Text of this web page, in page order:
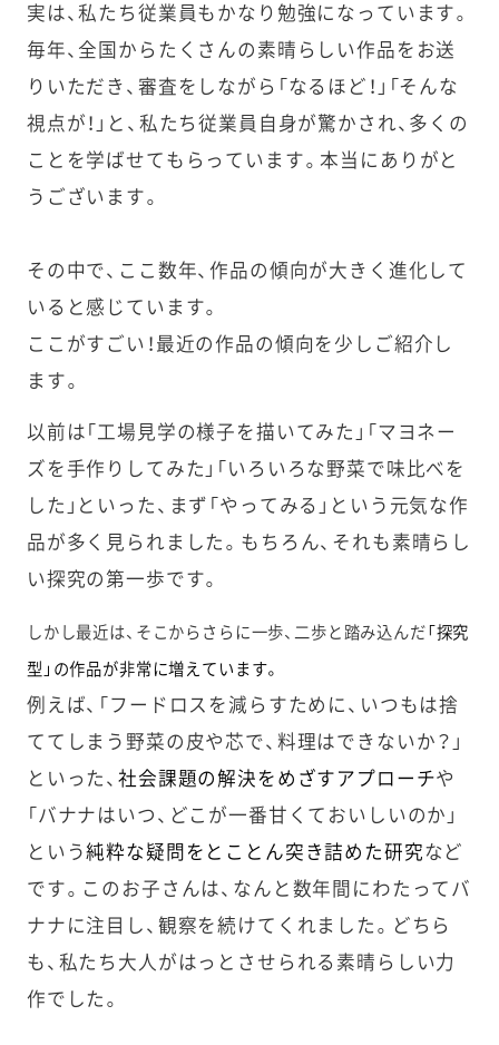
実は、私たち従業員もかなり勉強になっています。
毎年、全国からたくさんの素晴らしい作品をお送
りいただき、審査をしながら「なるほど！」「そんな
視点が！」と、私たち従業員自身が驚かされ、多くの
ことを学ばせてもらっています。本当にありがと
うございます。
その中で、ここ数年、作品の傾向が大きく進化して
いると感じています。
ここがすごい！最近の作品の傾向を少しご紹介し
ます。
以前は「工場見学の様子を描いてみた」「マヨネー
ズを手作りしてみた」「いろいろな野菜で味比べを
した」といった、まず「やってみる」という元気な作
品が多く見られました。もちろん、それも素晴らし
い探究の第一歩です。
しかし最近は、そこからさらに一歩、二歩と踏み込んだ「探究
型」 の作品が非常に増えています。
例えば、「フードロスを減らすために、いつもは捨
ててしまう野菜の皮や芯で、料理はできないか？」
といった、社会課題の解決をめざすアプローチや
「バナナはいつ、どこが一番甘くておいしいのか」
という純粋な疑問をとことん突き詰めた研究など
です。このお子さんは、なんと数年間にわたってバ
ナナに注目し、観察を続けてくれました。どちら
も、私たち大人がはっとさせられる素晴らしい力
作でした。